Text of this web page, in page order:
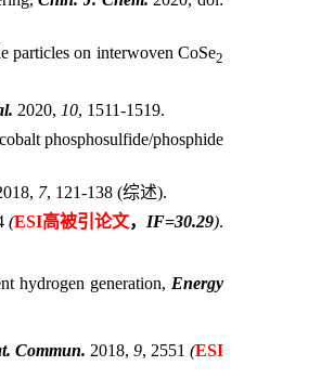
particles on interwoven CoSe2
2020, 10, 1511-1519.
phosphosulfide/phosphide
7, 121-138 (综述).
(ESI高被引论文， IF=30.29).
hydrogen generation,Energy
Commun. 2018, 9, 2551 (ESI